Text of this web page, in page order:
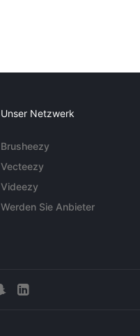
Unser Netzwerk
Brusheezy
Vecteezy
Videezy
Werden Sie Anbieter